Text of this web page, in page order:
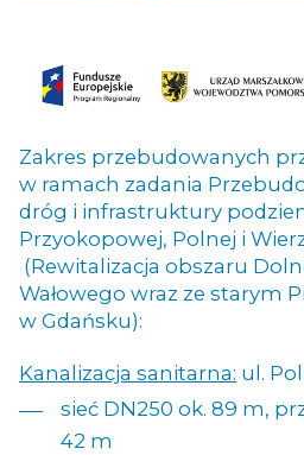
Zakres przebudowanych
w ramach zadania
dróg i infrastruktury
Przyokopowej, Polnej i
(Rewitalizacja obszaru
Wałowego wraz ze starym
w Gdańsku):
Kanalizacja sanitarna: ul.
sieć DN250 ok. 89 m,
42 m